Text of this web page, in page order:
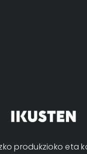
produkzioko eta